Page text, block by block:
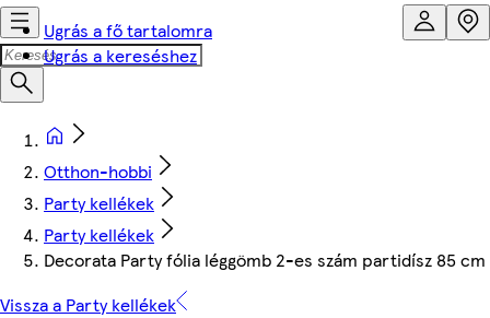
Ugrás a fő tartalomra
Ugrás a kereséshez
Otthon-hobbi
Party kellékek
Party kellékek
Decorata Party fólia léggömb 2-es szám partidísz 85 cm
Vissza a Party kellékek